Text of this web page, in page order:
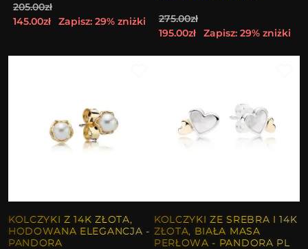
205.00zł
145.00zł
Zapisz: 29% zniżki
275.00zł
195.00zł
Zapisz: 29% zniżki
KOLCZYKI Z 14K ZŁOTA,
HODOWANA ELEGANCJA -
PANDORA
KOLCZYKI ZE SREBRA I 14K
ZŁOTA, BIAŁA MASA
PERŁOWA - PANDORA PL